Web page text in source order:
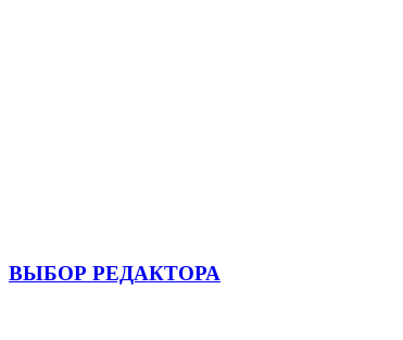
ВЫБОР РЕДАКТОРА